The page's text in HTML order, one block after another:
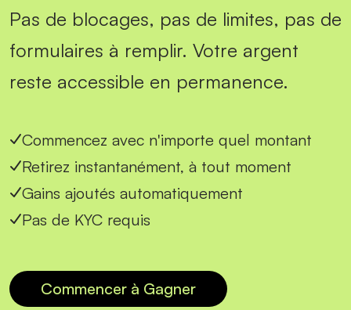
Pas de blocages, pas de limites, pas de
formulaires à remplir. Votre argent
reste accessible en permanence.
Commencez avec n'importe quel montant
Retirez instantanément, à tout moment
Gains ajoutés automatiquement
Pas de KYC requis
Commencer à Gagner